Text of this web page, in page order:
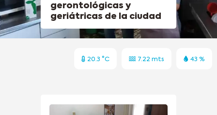
gerontológicas y
geriátricas de la ciudad
20.3 °C 7.22 mts 43 %